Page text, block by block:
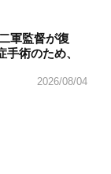
軍監督が復
手術のため、
2026/08/04